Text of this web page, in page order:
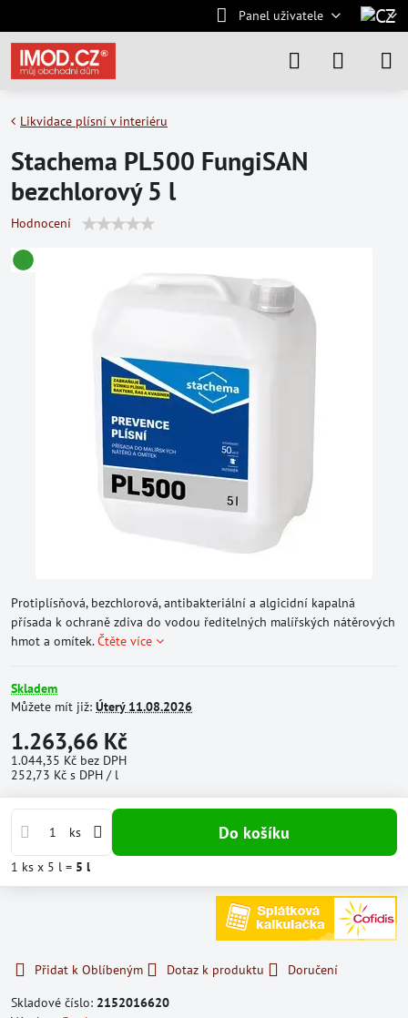
Panel uživatele
Likvidace plísní v interiéru
Stachema PL500 FungiSAN
bezchlorový 5 l
Hodnocení
Protiplísňová, bezchlorová, antibakteriální a algicidní kapalná
přísada k ochraně zdiva do vodou ředitelných malířských nátěrových
hmot a omítek.Čtěte více
Skladem
Můžete mít již: Úterý11.08.2026
1.263,66 Kč
1.044,35 Kč bez DPH
252,73 Kč s DPH / l
ks Do košíku
1 ks x 5 l = 5 l
Přidat k Oblíbeným Dotaz k produktu
Doručení
Skladové číslo: 2152016620